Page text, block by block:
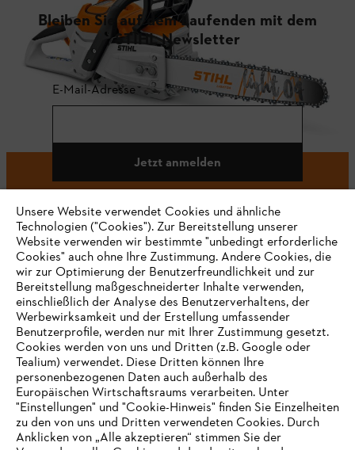
Bleiben Sie auf dem Laufenden mit dem
STIHL Newsletter
E-Mail-Adresse
Jetzt anmelden
#STIHL
Unternehmen
Häufig gestellte Fragen
Unsere Website verwendet Cookies und ähnliche
Technologien ("Cookies"). Zur Bereitstellung unserer
Website verwenden wir bestimmte "unbedingt erforderliche
Cookies" auch ohne Ihre Zustimmung. Andere Cookies, die
wir zur Optimierung der Benutzerfreundlichkeit und zur
Bereitstellung maßgeschneiderter Inhalte verwenden,
einschließlich der Analyse des Benutzerverhaltens, der
Werbewirksamkeit und der Erstellung umfassender
Benutzerprofile, werden nur mit Ihrer Zustimmung gesetzt.
Cookies werden von uns und Dritten (z.B. Google oder
Tealium) verwendet. Diese Dritten können Ihre
personenbezogenen Daten auch außerhalb des
Europäischen Wirtschaftsraums verarbeiten. Unter
"Einstellungen" und "Cookie-Hinweis" finden Sie Einzelheiten
zu den von uns und Dritten verwendeten Cookies. Durch
Anklicken von „Alle akzeptieren“ stimmen Sie der